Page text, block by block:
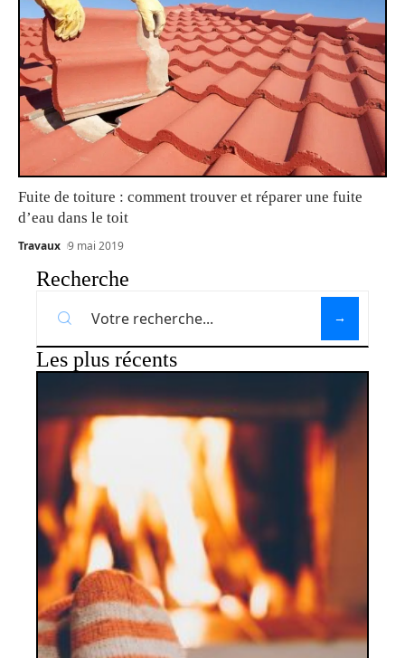
Fuite de toiture : comment trouver et réparer une fuite
d’eau dans le toit
Travaux 9 mai 2019
Recherche
Les plus récents